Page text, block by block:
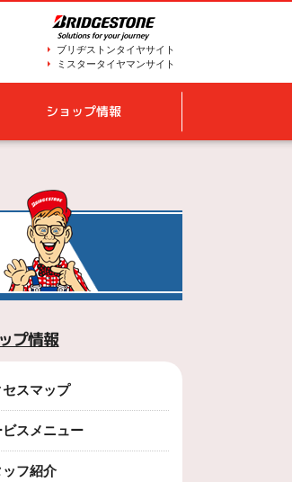
ブリヂストンタイヤサイト
ミスタータイヤマンサイト
ショップ情報
プ情報
セスマップ
スメニュー
ッフ紹介